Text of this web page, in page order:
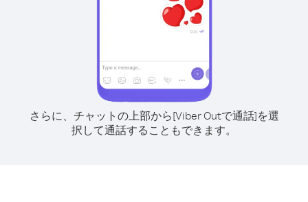
さらに、チャットの上部から[Viber Outで通話]を選
択して通話することもできます。